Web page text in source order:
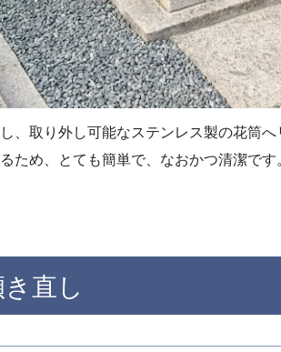
、取り外し可能なステンレス製の花筒
ため、とても簡単で、なおかつ清潔です
直し